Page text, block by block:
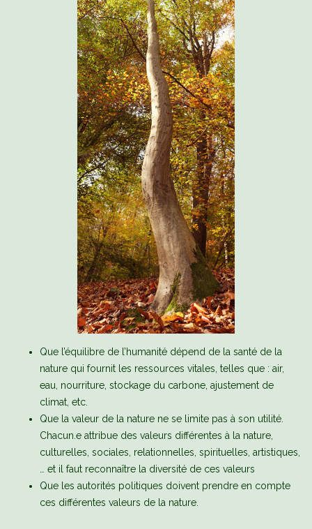
Que l’équilibre de l’humanité dépend de la santé de la
nature qui fournit les ressources vitales, telles que : air,
eau, nourriture, stockage du carbone, ajustement de
climat, etc.
Que la valeur de la nature ne se limite pas à son utilité.
Chacun.e attribue des valeurs différentes à la nature,
culturelles, sociales, relationnelles, spirituelles, artistiques,
… et il faut reconnaître la diversité de ces valeurs
Que les autorités politiques doivent prendre en compte
ces différentes valeurs de la nature.